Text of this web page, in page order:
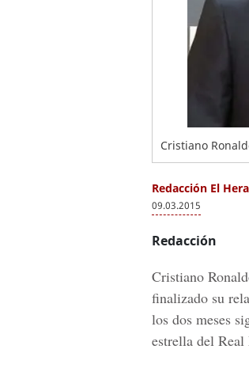
Cristiano
Redacción El
09.03.2015
Redacción
Cristiano
finalizado su
los dos meses
estrella del